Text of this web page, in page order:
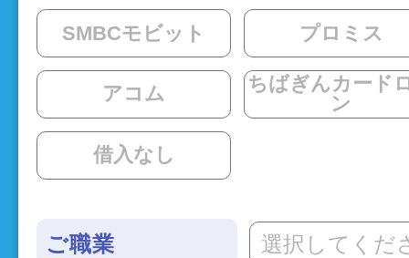
SMBCモビット プロミス
アコム
ちばぎんカード
ン
借入なし
ご職業 選択してくだ